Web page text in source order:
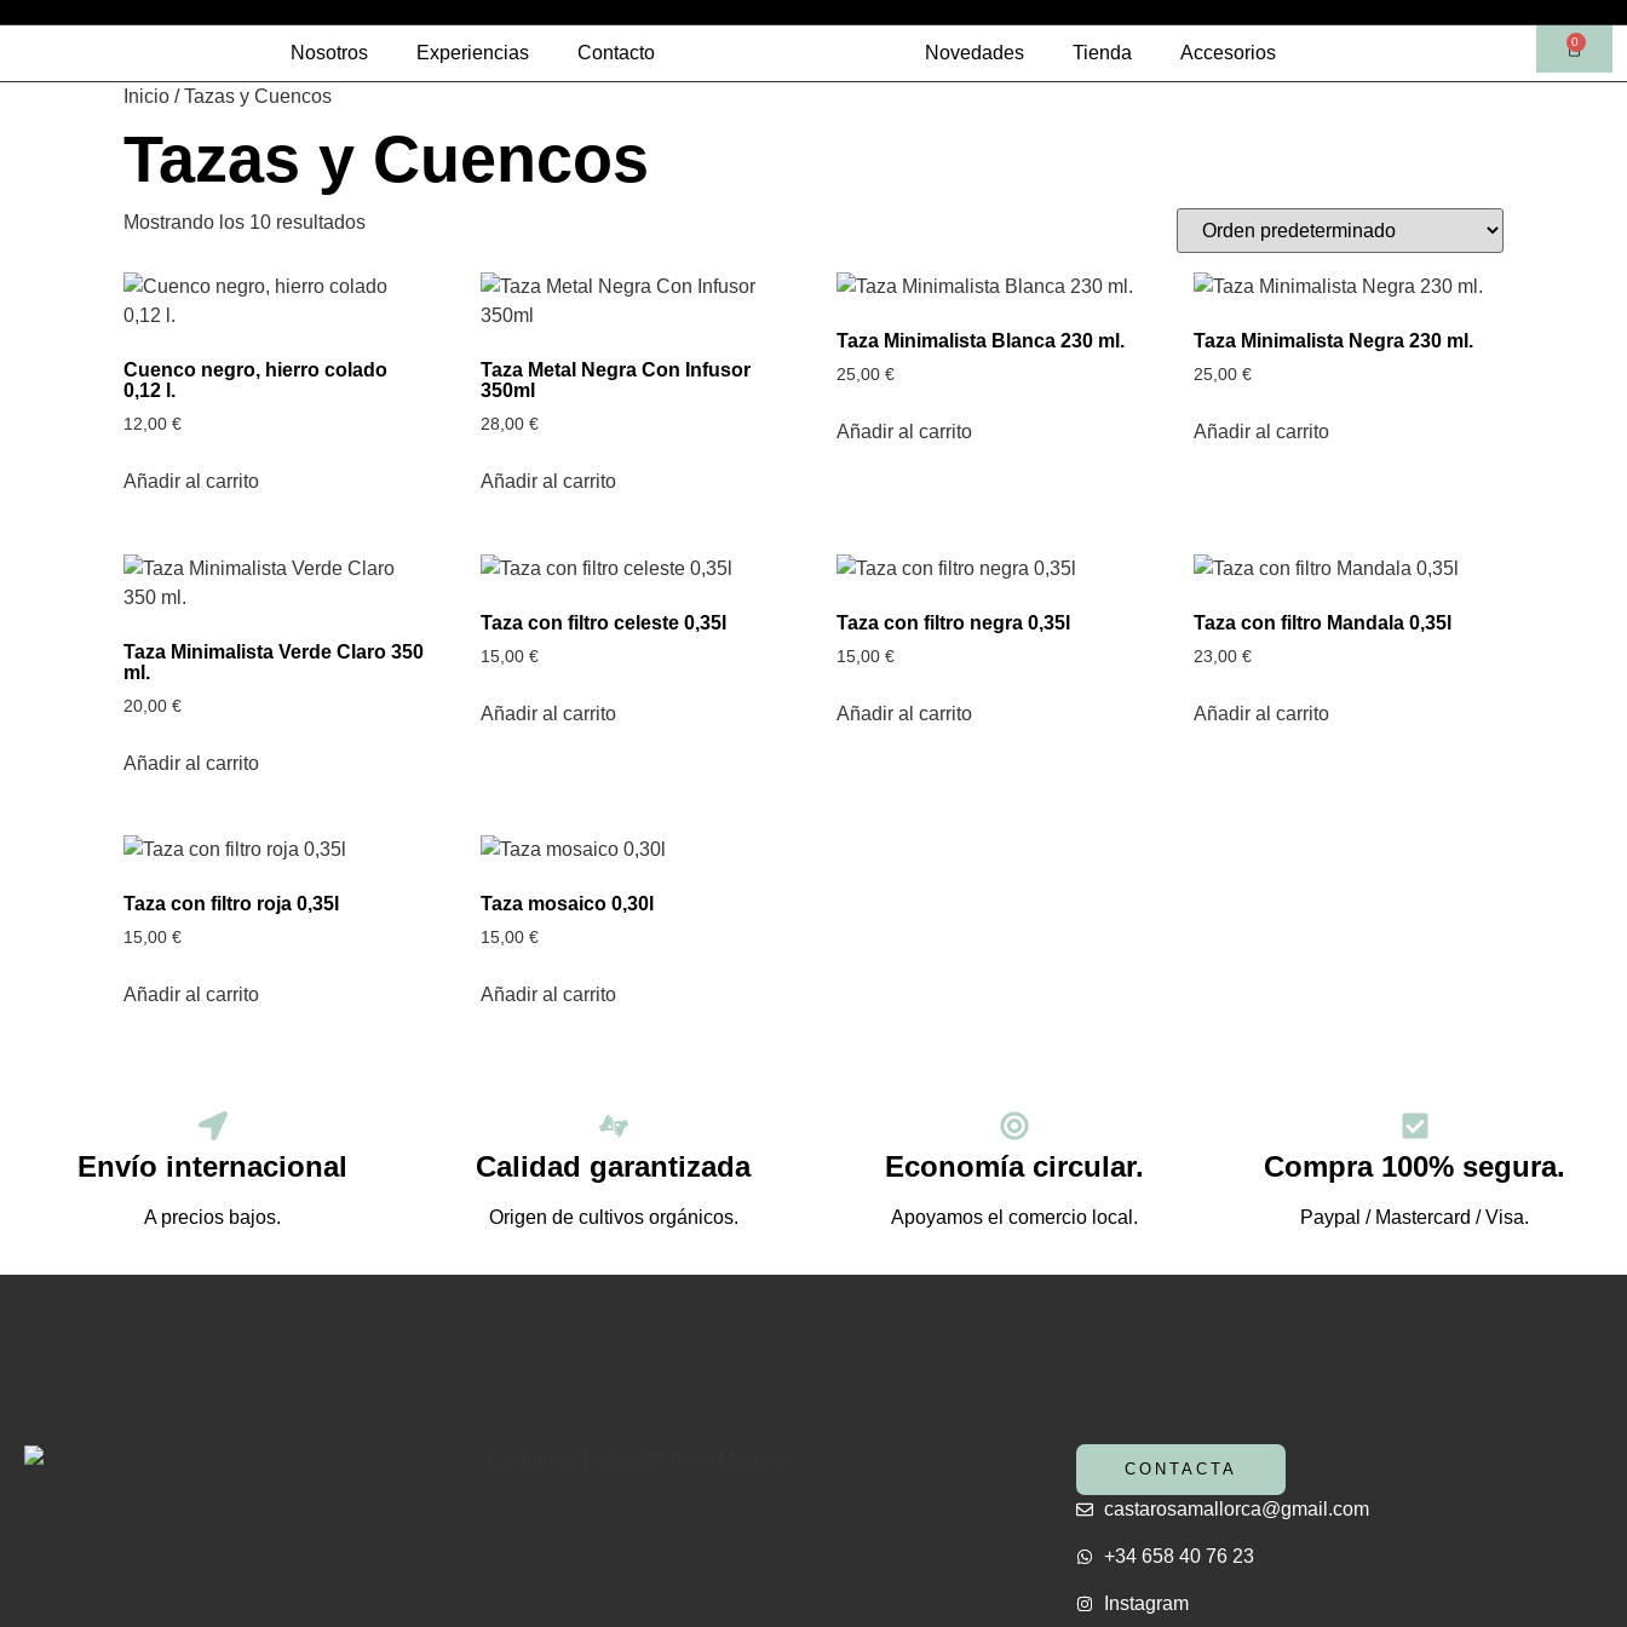
Nosotros Experiencias Contacto Novedades Tienda Accesorios
0
Inicio / Tazas y Cuencos
Tazas y Cuencos
Mostrando los 10 resultados
Cuenco negro, hierro colado
0,12 l.
12,00 €
Añadir al carrito
Taza Metal Negra Con Infusor
350ml
28,00 €
Añadir al carrito
Taza Minimalista Blanca 230 ml.
25,00€
Añadir al carrito
Taza Minimalista Negra 230 ml.
25,00€
Añadir al carrito
Taza Minimalista Verde Claro 350
ml.
20,00 €
Añadir al carrito
Taza con filtro celeste 0,35l
15,00 €
Añadir al carrito
Taza con filtro negra 0,35l
15,00€
Añadir al carrito
Taza con filtro Mandala 0,35l
23,00€
Añadir al carrito
Taza con filtro roja 0,35l
15,00 €
Añadir al carrito
Taza mosaico 0,30l
15,00 €
Añadir al carrito
Envío internacional
A precios bajos.
Calidad garantizada
Origen de cultivos orgánicos.
Economía circular.
Apoyamos el comercio local.
Compra 100% segura.
Paypal / Mastercard / Visa.
CONTACTA
castarosamallorca@gmail.com
+34 658 40 76 23
Instagram